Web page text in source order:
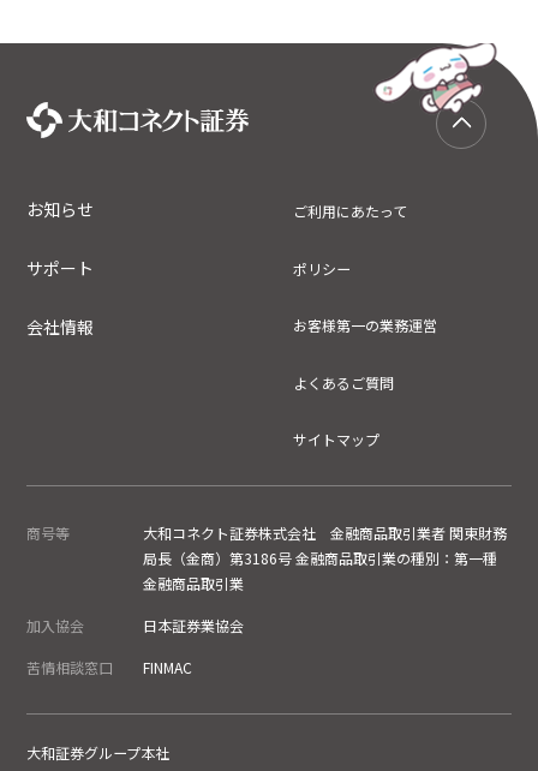
お知らせ
サポート
会社情報
ご利用にあたって
ポリシー
お客様第一の業務運営
よくあるご質問
サイトマップ
商号等
大和コネクト証券株式会社 金融商品取引業者 関東財務
局長（金商）第3186号 金融商品取引業の種別：第一種
金融商品取引業
加入協会 日本証券業協会
苦情相談窓口 FINMAC
大和証券グループ本社